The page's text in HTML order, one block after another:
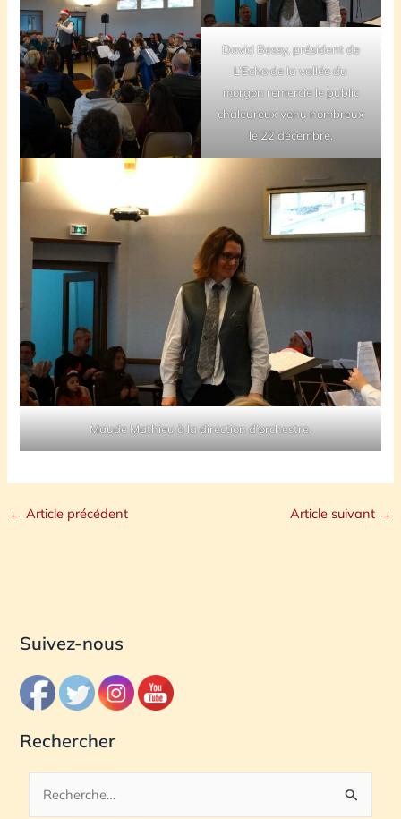
David Bessy, président de
L’Echo de la vallée du
morgon remercie le public
chaleureux venu nombreux
le 22 décembre.
Maude Mathieu à la direction d’orchestre.
← Article précédent Article suivant →
Suivez-nous
Rechercher